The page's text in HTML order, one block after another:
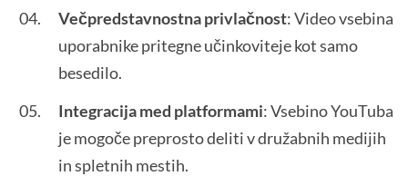
Večpredstavnostna privlačnost: Video vsebina
uporabnike pritegne učinkoviteje kot samo
besedilo.
Integracija med platformami: Vsebino YouTuba
je mogoče preprosto deliti v družabnih medijih
in spletnih mestih.